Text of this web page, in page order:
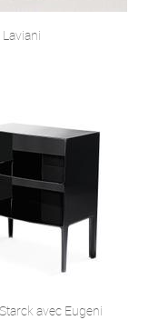
avec Eugeni